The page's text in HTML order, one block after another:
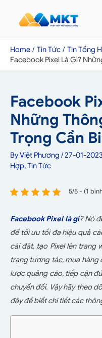
Home Tin Tức
Tin Tổng
Facebook Pixel Là Gì?
Facebook
Những
Trọng Cần
ByViệt Phương /27-01-2023
Hợp,Tin Tức
5/5 - (1
Facebook Pixel là gì? Nó
để tối ưu tối đa hiệu quả
cài đặt, tạo Pixel lên trang
trạng tương tác, mua hàng
lược quảng cáo, tiếp cận
chuyển đối. Vậy hãy theo
đây để biết chi tiết các